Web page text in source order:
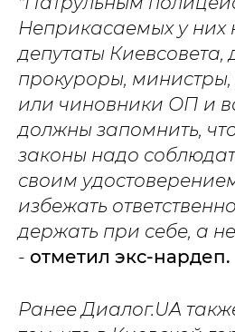
Неприкасаемых у них
депутаты Киевсовета,
прокуроры,
или чиновники ОП и
должны запомнить,
законы надо
своим
избежать
держать при себе, а
- отметил экс-нардеп.
Ранее Диалог.UA